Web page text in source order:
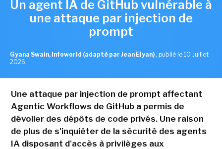
Un agent IA de GitHub vulnérable à
une attaque par injection de
prompt
Gyana Swain, Infoworld (adapté par Jean Elyan) , publié le 10 Juillet
2026
Une attaque par injection de prompt affectant
Agentic Workflows de GitHub a permis de
dévoiler des dépôts de code privés. Une raison
de plus de s'inquiéter de la sécurité des agents
IA disposant d'accès à privilèges aux